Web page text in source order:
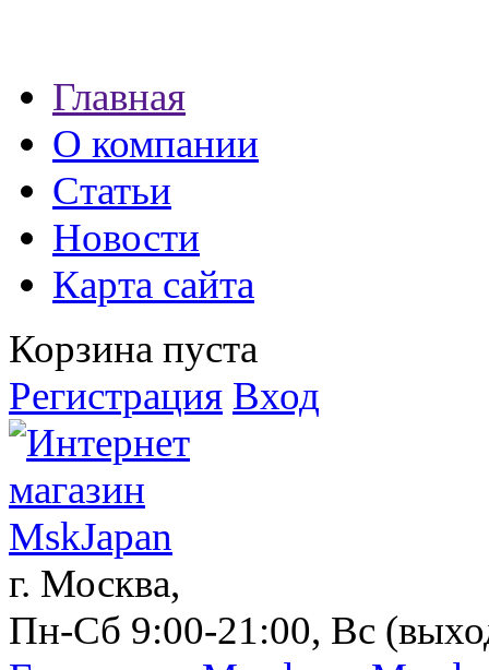
экспресс займы
Главная
О компании
Статьи
Новости
Карта сайта
Корзина пуста
Регистрация Вход
г. Москва,
Пн-Сб 9:00-21:00, Вс